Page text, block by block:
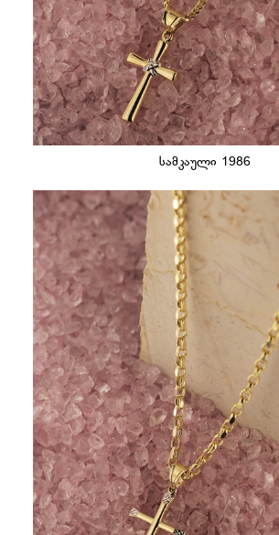
სამკაული 1986